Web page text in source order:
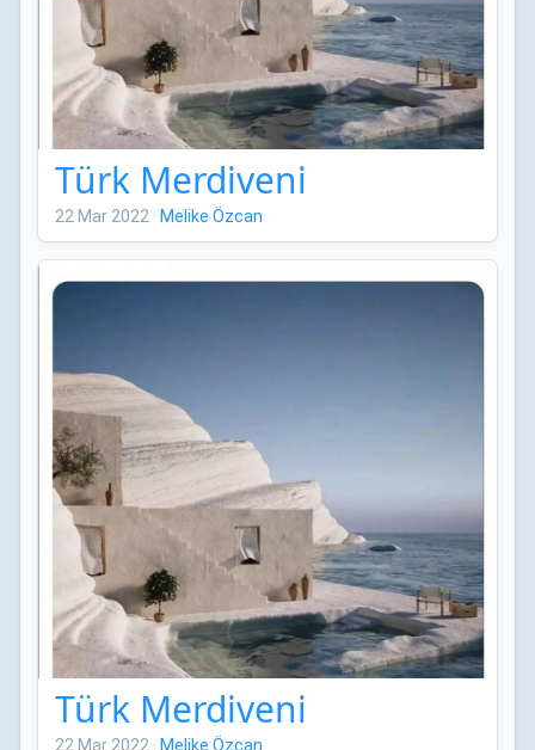
Türk Merdiveni
22 Mar 2022 · Melike Özcan
Türk Merdiveni
22 Mar 2022 · Melike Özcan